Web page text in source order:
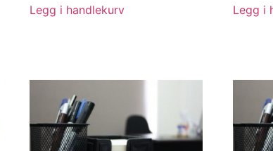
Legg i handlekurv Legg i